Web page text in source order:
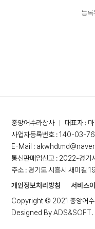
등
중앙어수라상사
대표자 :
사업자등록번호 : 140-03-
E-Mail :
통신판매업신고 : 2022-경기
주소 : 경기도 시흥시 새미길
개인정보처리방침
서비스
Copyright © 2021 중앙어
Designed ByADS&SOFT.